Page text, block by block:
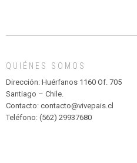
MADAGASCAR
PARQUE
HURATDO
QUIÉNES SOMOS
Dirección: Huérfanos 1160 Of. 705
Santiago – Chile.
Contacto: contacto@vivepais.cl
Teléfono: (562) 29937680